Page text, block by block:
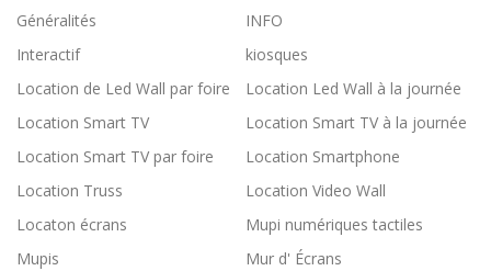
Généralités
INFO
Interactif
kiosques
Location de Led Wall par foire
Location Led Wall à la journée
Location Smart TV
Location Smart TV à la journée
Location Smart TV par foire
Location Smartphone
Location Truss
Location Video Wall
Locaton écrans
Mupi numériques tactiles
Mupis
Mur d' Écrans